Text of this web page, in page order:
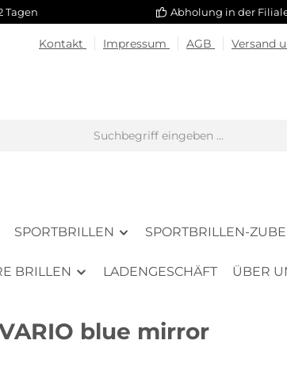
Tagen Abholung in der
Kontakt Impressum AGB Versand
SPORTBRILLEN SPORTBRILLEN-
BRILLEN LADENGESCHÄFT ÜBER
blue mirror